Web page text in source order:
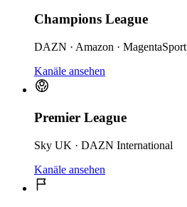
Champions League
DAZN · Amazon · MagentaSport
Kanäle ansehen
Premier League
Sky UK · DAZN International
Kanäle ansehen